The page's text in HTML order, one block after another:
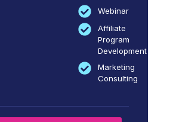
Webinar
Affiliate
Program
Development
Marketing
Consulting